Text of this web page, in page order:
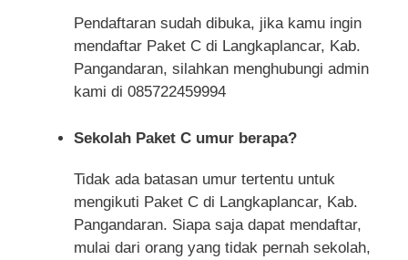
Pendaftaran sudah dibuka, jika kamu ingin
mendaftar Paket C di Langkaplancar, Kab.
Pangandaran, silahkan menghubungi admin
kami di 085722459994
Sekolah Paket C umur berapa?
Tidak ada batasan umur tertentu untuk
mengikuti Paket C di Langkaplancar, Kab.
Pangandaran. Siapa saja dapat mendaftar,
mulai dari orang yang tidak pernah sekolah,